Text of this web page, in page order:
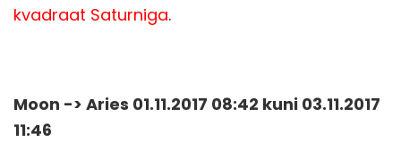
kvadraat Saturniga.
Moon -> Aries 01.11.2017 08:42 kuni 03.11.2017
11:46